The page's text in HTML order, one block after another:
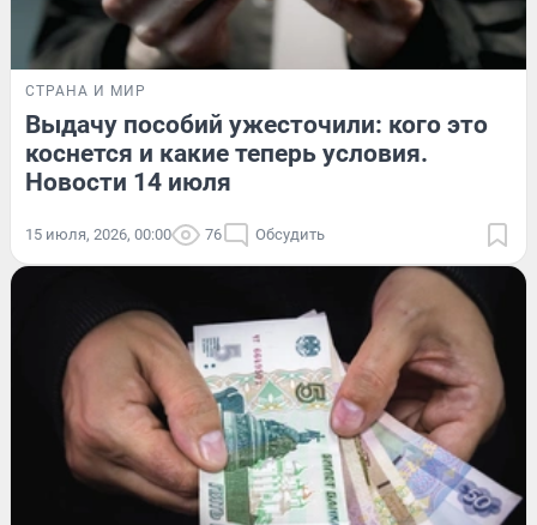
СТРАНА И МИР
Выдачу пособий ужесточили: кого это
коснется и какие теперь условия.
Новости 14 июля
15 июля, 2026, 00:00 76 Обсудить